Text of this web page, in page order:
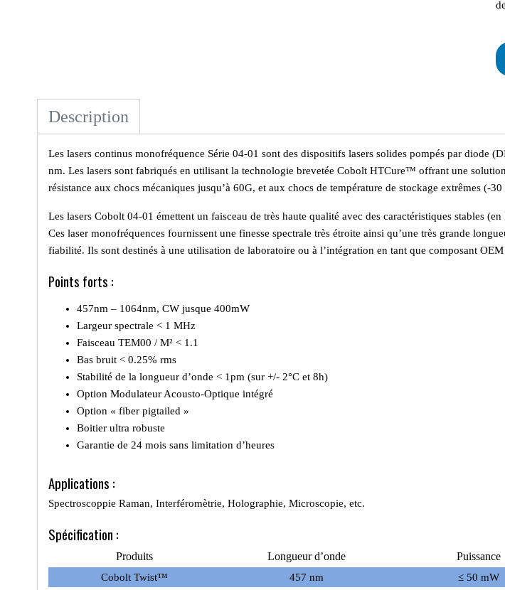
Description
Les lasers continus monofréquence Série 04-01 sont des dispositifs lasers solides pompés par diode
nm. Les lasers sont fabriqués en utilisant la technologie brevetée Cobolt HTCure™ offrant une
résistance aux chocs mécaniques jusqu’à 60G, et aux chocs de température de stockage extrêmes (-
Les lasers Cobolt 04-01 émettent un faisceau de très haute qualité avec des caractéristiques stables
Ces laser monofréquences fournissent une finesse spectrale très étroite ainsi qu’une très grande
fiabilité. Ils sont destinés à une utilisation de laboratoire ou à l’intégration en tant que composant
Points forts :
457nm – 1064nm, CW jusque 400mW
Largeur spectrale < 1 MHz
Faisceau TEM00 / M² < 1.1
Bas bruit < 0.25% rms
Stabilité de la longueur d’onde < 1pm (sur +/- 2°C et 8h)
Option Modulateur Acousto-Optique intégré
Option « fiber pigtailed »
Boitier ultra robuste
Garantie de 24 mois sans limitation d’heures
Applications :
Spectroscoppie Raman, Interféromètrie, Holographie, Microscopie, etc.
Spécification :
Produits Longueur d’onde Puissance
Cobolt Twist™ 457 nm ≤ 50 mW